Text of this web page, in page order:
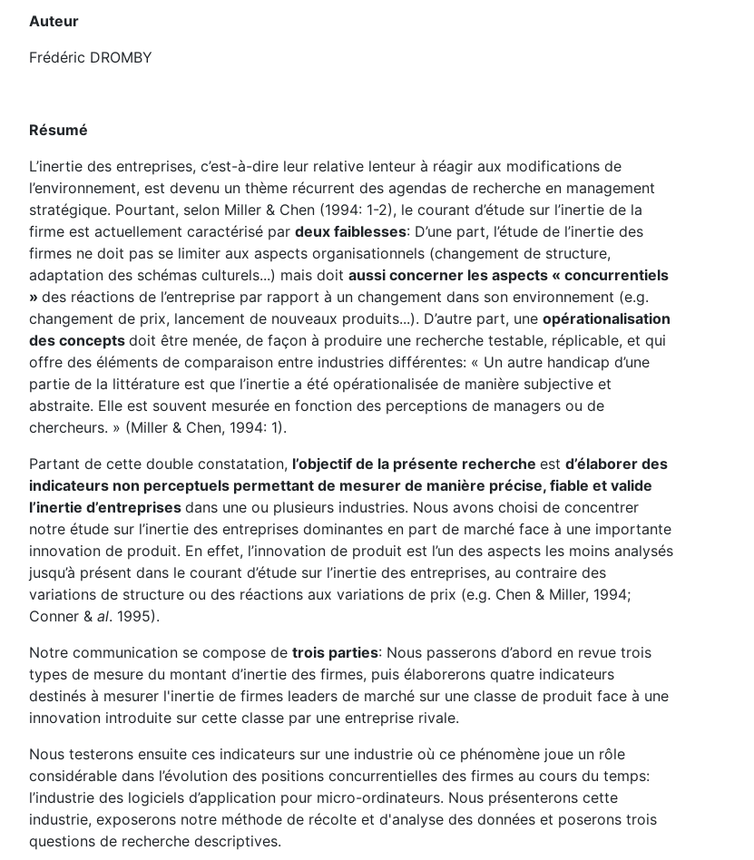
Auteur
Frédéric DROMBY
Résumé
L’inertie des entreprises, c’est-à-dire leur relative lenteur à réagir aux modifications de
l’environnement, est devenu un thème récurrent des agendas de recherche en management
stratégique. Pourtant, selon Miller & Chen (1994: 1-2), le courant d’étude sur l’inertie de la
firme est actuellement caractérisé par deux faiblesses: D’une part, l’étude de l’inertie des
firmes ne doit pas se limiter aux aspects organisationnels (changement de structure,
adaptation des schémas culturels...) mais doit aussi concerner les aspects « concurrentiels
» des réactions de l’entreprise par rapport à un changement dans son environnement (e.g.
changement de prix, lancement de nouveaux produits...). D’autre part, une opérationalisation
des concepts doit être menée, de façon à produire une recherche testable, réplicable, et qui
offre des éléments de comparaison entre industries différentes: « Un autre handicap d’une
partie de la littérature est que l’inertie a été opérationalisée de manière subjective et
abstraite. Elle est souvent mesurée en fonction des perceptions de managers ou de
chercheurs. » (Miller & Chen, 1994: 1).
Partant de cette double constatation, l’objectif de la présente recherche est d’élaborer des
indicateurs non perceptuels permettant de mesurer de manière précise, fiable et valide
l’inertie d’entreprises dans une ou plusieurs industries. Nous avons choisi de concentrer
notre étude sur l’inertie des entreprises dominantes en part de marché face à une importante
innovation de produit. En effet, l’innovation de produit est l’un des aspects les moins analysés
jusqu’à présent dans le courant d’étude sur l’inertie des entreprises, au contraire des
variations de structure ou des réactions aux variations de prix (e.g. Chen & Miller, 1994;
Conner & al. 1995).
Notre communication se compose de trois parties: Nous passerons d’abord en revue trois
types de mesure du montant d’inertie des firmes, puis élaborerons quatre indicateurs
destinés à mesurer l'inertie de firmes leaders de marché sur une classe de produit face à une
innovation introduite sur cette classe par une entreprise rivale.
Nous testerons ensuite ces indicateurs sur une industrie où ce phénomène joue un rôle
considérable dans l’évolution des positions concurrentielles des firmes au cours du temps:
l’industrie des logiciels d’application pour micro-ordinateurs. Nous présenterons cette
industrie, exposerons notre méthode de récolte et d'analyse des données et poserons trois
questions de recherche descriptives.